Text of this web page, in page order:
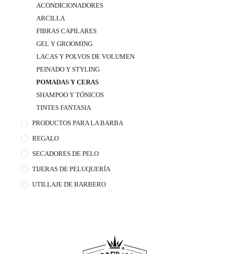
ACONDICIONADORES
ARCILLA
FIBRAS CAPILARES
GEL Y GROOMING
LACAS Y POLVOS DE VOLUMEN
PEINADO Y STYLING
POMADAS Y CERAS
SHAMPOO Y TÓNICOS
TINTES FANTASIA
PRODUCTOS PARA LA BARBA
REGALO
SECADORES DE PELO
TIJERAS DE PELUQUERÍA
UTILLAJE DE BARBERO